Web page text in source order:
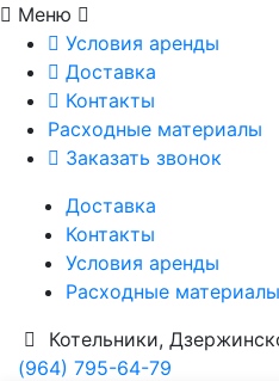
Меню
Условия аренды
Доставка
Контакты
Расходные материалы
Заказать звонок
Доставка
Контакты
Условия аренды
Расходные материалы
Котельники,
(964) 795-64-79